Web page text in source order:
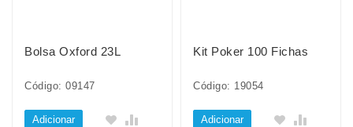
Bolsa Oxford 23L
Código: 09147
Adicionar
Kit Poker 100 Fichas
Código: 19054
Adicionar